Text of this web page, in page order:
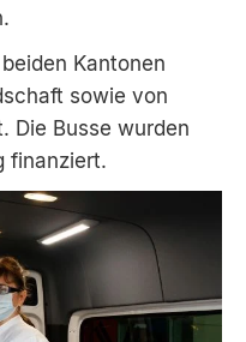
Kantonen
sowie von
Die Busse wurden
finanziert.